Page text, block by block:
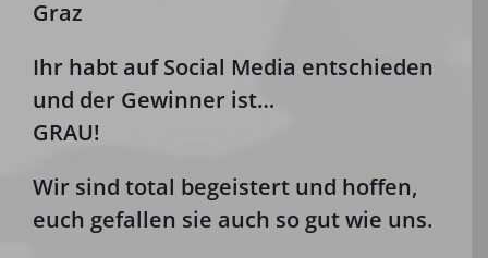
Graz
Ihr habt auf Social Media entschieden
und der Gewinner ist…
GRAU!
Wir sind total begeistert und hoffen,
euch gefallen sie auch so gut wie uns.